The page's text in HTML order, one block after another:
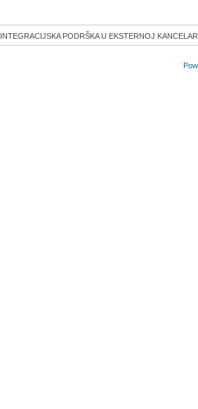
INTEGRACIJSKA PODRŠKA U EKSTERNOJ